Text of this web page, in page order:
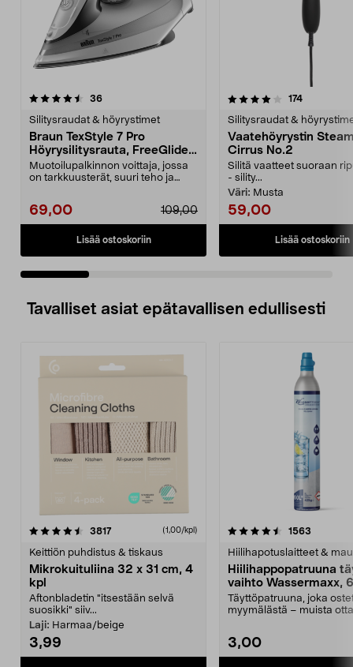
36arvostelut
Silitysraudat & höyrystimet
Braun TexStyle 7 Pro
Höyrysilitysrauta, FreeGlide
3D
Muotoilupalkinnon voittaja, jossa
on tarkkuusterät, suuri teho ja
69,00 109,00
Lisää ostoskoriin
4.0 viidestä
174arvostelut
Silitysraudat &
Vaatehöyrystin
Cirrus No.2
Silitä vaatteet suoraan
- sility...
Väri: Musta
59,00
Lisää ostoskoriin
4.0 viidestä
Tavalliset asiat epätavallisen edullisesti
3817arvostelut (1,00/kpl)
Keittiön puhdistus & tiskaus
Mikrokuituliina 32 x 31 cm, 4
kpl
Aftonbladetin "itsestään selvä
suosikki" siiv...
Laji: Harmaa/beige
3,99
4.5viidestä
1563
Hiilihapotuslaitteet &
Hiilihappopatruuna
vaihto Wassermaxx,
Täyttöpatruuna, joka
myymälästä – muista
3,00
4.5viidestä